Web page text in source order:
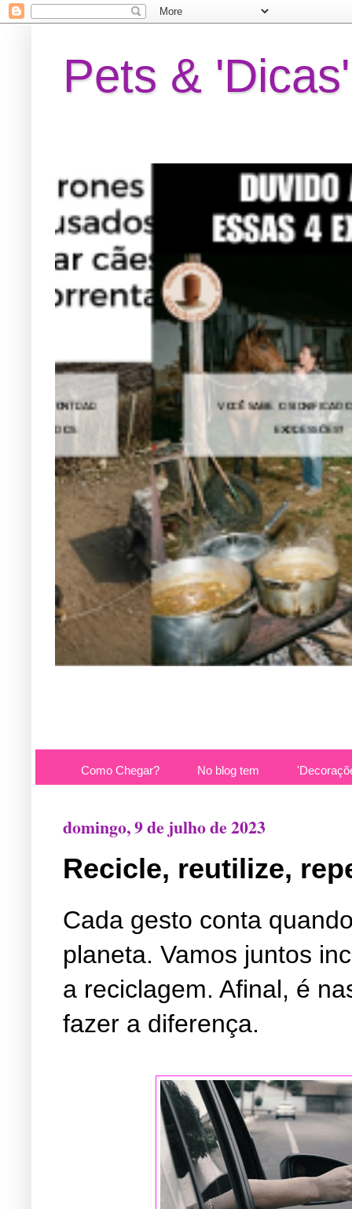
Pets & 'Dicas'
VOCÊ SABE O SIGNIFICADO DESSAS 4
EXPRESSÕES?
Como Chegar? No blog tem
domingo, 9 de julho de 2023
Recicle, reutilize,
Cada gesto conta
planeta. Vamos juntos
a reciclagem. Afinal, é
fazer a diferença.